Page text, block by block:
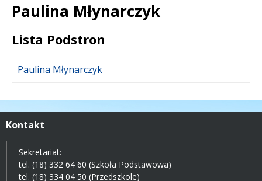
Paulina Młynarczyk
Treść
Lista Podstron
Paulina Młynarczyk
Kontakt
Sekretariat:
tel. (18) 332 64 60 (Szkoła Podstawowa)
tel. (18) 334 04 50 (Przedszkole)